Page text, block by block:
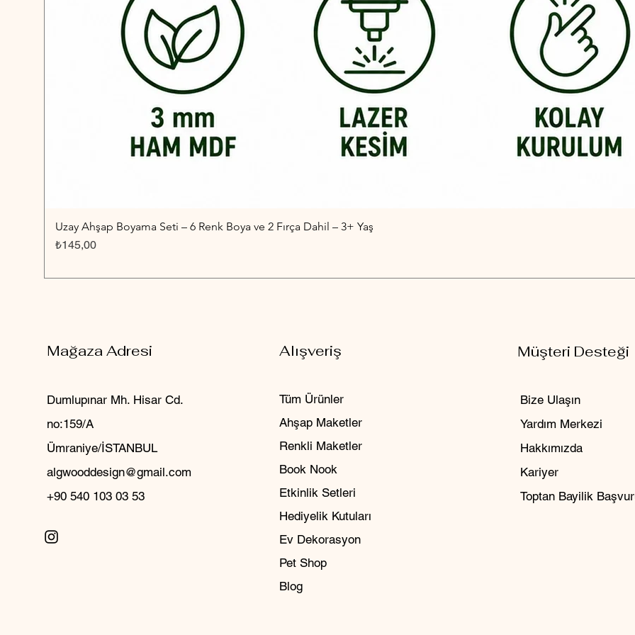
Uzay Ahşap Boyama Seti – 6 Renk Boya ve 2 Fırça Dahil – 3+ Yaş
Fiyat
₺145,00
Mağaza Adresi
Dumlupınar Mh. Hisar Cd.
no:159/A
Ümraniye/İSTANBUL
algwooddesign@gmail.com
+90 540 103 03 53
Alışveriş
Tüm Ürünler
Ahşap Maketler
Renkli Maketler
Book Nook
Etkinlik Setleri
Hediyelik Kutuları
Ev Dekorasyon
Pet Shop
Blog
Müşteri Desteği
Bize Ulaşın
Yardım Merkezi
Hakkımızda
Kariyer
Toptan Bayilik